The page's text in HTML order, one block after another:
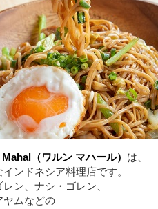
（ワルン マハール） は、
ンドネシア料理店です。
レン、ナシ・ゴレン、
ヤムなどの